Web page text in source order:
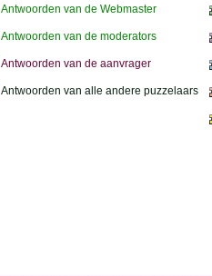
Antwoorden van de Webmaster
Antwoorden van de moderators
Antwoorden van de aanvrager
Antwoorden van alle andere puzzelaars